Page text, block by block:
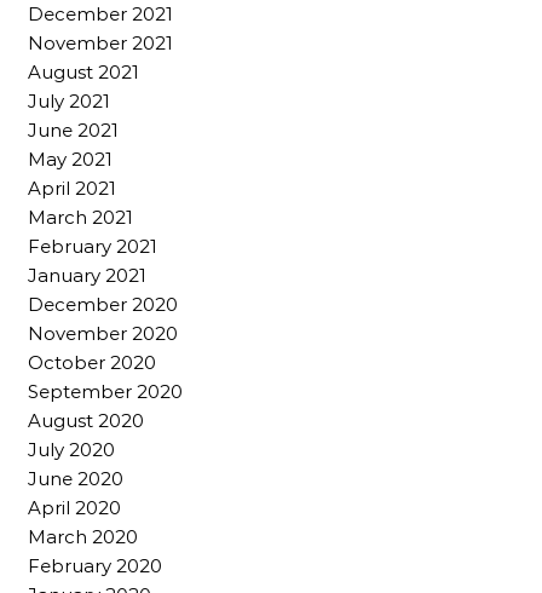
December 2021
November 2021
August 2021
July 2021
June 2021
May 2021
April 2021
March 2021
February 2021
January 2021
December 2020
November 2020
October 2020
September 2020
August 2020
July 2020
June 2020
April 2020
March 2020
February 2020